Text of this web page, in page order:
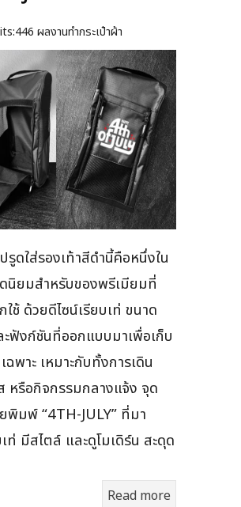
446 ผลงานทำกระเป๋าผ้า
รูดใส่รองเท้าสีดำนี้คือหนึ่งใน
นิยมสำหรับของพรีเมียมที่
ใช้ ด้วยดีไซน์เรียบเท่ ขนาด
ฟังก์ชันที่ออกแบบมาเพื่อเก็บ
ฉพาะ เหมาะกับทั้งการเดิน
หรือกิจกรรมกลางแจ้ง จุด
พิมพ์ “4TH-JULY” ที่มา
ท่ มีสไตล์ และดูโมเดิร์น สะดุด
Read more